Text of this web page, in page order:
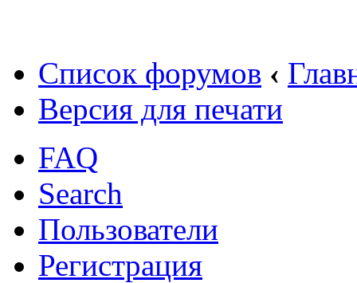
Список форумов ‹
Версия для печати
FAQ
Search
Пользователи
Регистрация